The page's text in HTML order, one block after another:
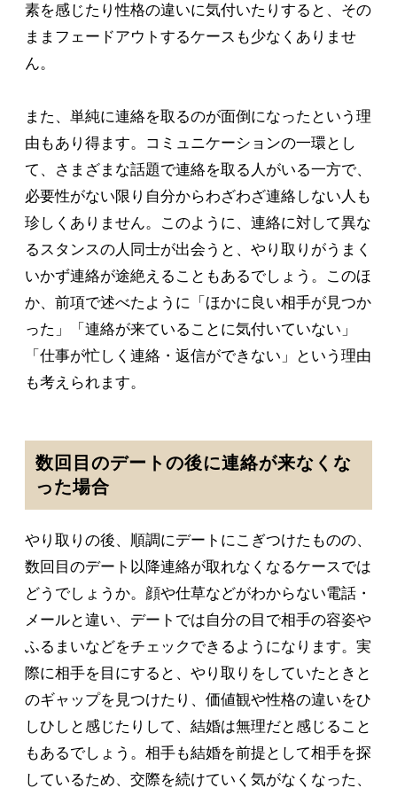
素を感じたり性格の違いに気付いたりすると、その
ままフェードアウトするケースも少なくありませ
ん。
また、単純に連絡を取るのが面倒になったという理
由もあり得ます。コミュニケーションの一環とし
て、さまざまな話題で連絡を取る人がいる一方で、
必要性がない限り自分からわざわざ連絡しない人も
珍しくありません。このように、連絡に対して異な
るスタンスの人同士が出会うと、やり取りがうまく
いかず連絡が途絶えることもあるでしょう。このほ
か、前項で述べたように「ほかに良い相手が見つか
った」「連絡が来ていることに気付いていない」
「仕事が忙しく連絡・返信ができない」という理由
も考えられます。
数回目のデートの後に連絡が来なくな
った場合
やり取りの後、順調にデートにこぎつけたものの、
数回目のデート以降連絡が取れなくなるケースでは
どうでしょうか。顔や仕草などがわからない電話・
メールと違い、デートでは自分の目で相手の容姿や
ふるまいなどをチェックできるようになります。実
際に相手を目にすると、やり取りをしていたときと
のギャップを見つけたり、価値観や性格の違いをひ
しひしと感じたりして、結婚は無理だと感じること
もあるでしょう。相手も結婚を前提として相手を探
しているため、交際を続けていく気がなくなった、